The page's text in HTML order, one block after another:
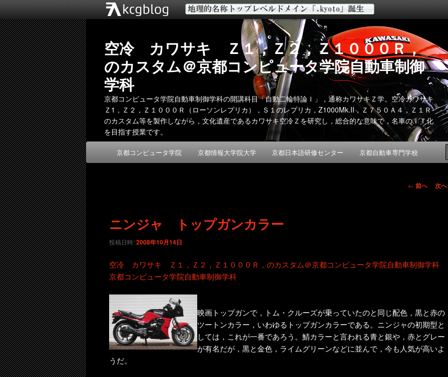
空冷 カワサキ Ｚ１，Ｚ２，Ｚ１０００Ｒ，
のカスタム＠京都コンピュータ学院自動車制御
学科
京都コンピュータ学院自動車制御学科の開講科目「自動二輪特論Ｉ」，通称カワサキＺ学。空冷カワサキ
Ｚ1，Ｚ２，Ｚ１０００Ｒ（ローソンレプリカ），Ｓ１のレプリカ，Z1000Mk.II，Ｚ７５０Ａ４，Ｚ１Ｒ
のカスタム等を製作しながら，文化遺産であるカワサキ空冷Ｚを研究し，総合的な意味で，名車のＩＴ化
を目指す授業です。
イ
メ
コ
テ
ン
ツ
へ
サ
ン
ン
ツ
へ
移
京都コンピュータ学院 京都情報大学院大学 京都日本語研修センター 京都自動車専門学校
投
ョ
← 前へ 次へ
ニンジャ トップガンカラー
投稿日時:2008年10月14日
空冷 カワサキ Ｚ１，Ｚ２，Ｚ１０００Ｒ，のカスタム＠京都コンピュータ学院自動車制御学科
京都コンピュータ学院自動車制御学科
映画トップガンで，トム・クルーズが乗っていたのと同じ配色，黒と赤の
ツートンカラー，いわゆるトップガンカラーである。ニンジャの初期型と
しては，これが一番であろう。鯖カラーと言われる青と銀や，赤とグレー
が有名だが，黒と金色，ライムグリーンなどに並んで，今も人気が高いよ
うだ。